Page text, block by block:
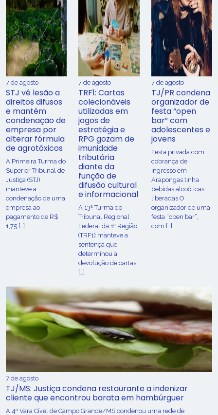
7 de agosto
STJ vê lesão a
direitos difusos
e mantém
condenação de
empresa por
alterar fórmula
de agrotóxicos
​A Primeira Turma do
Superior Tribunal de
Justiça (STJ)
manteve a
condenação de uma
empresa ao
pagamento de R$
1,75 […]
7 de agosto
TRF1: Cartas
colecionáveis
utilizadas em
jogos de
estratégia e
RPG gozam de
imunidade
tributária
diante da
função de
difusão cultural
e informacional
A 13ª Turma do
Tribunal Regional
Federal da 1ª Região
(TRF1) manteve a
sentença que
determinou a
devolução de cartas
[…]
7 de agosto
TJ/PR condena
organizador de
festa “open
bar” com
adolescentes e
jovens
Festa privada com
cobrança de
ingresso em
Arapongas tinha
bebidas alcoólicas
liberadas O
organizador de uma
festa “open bar”,
com […]
7 de agosto
TJ/MS: Justiça condena restaurante a indenizar
cliente que encontrou barata em hambúrguer
A 4ª Vara Cível de Campo Grande/MS condenou uma rede de